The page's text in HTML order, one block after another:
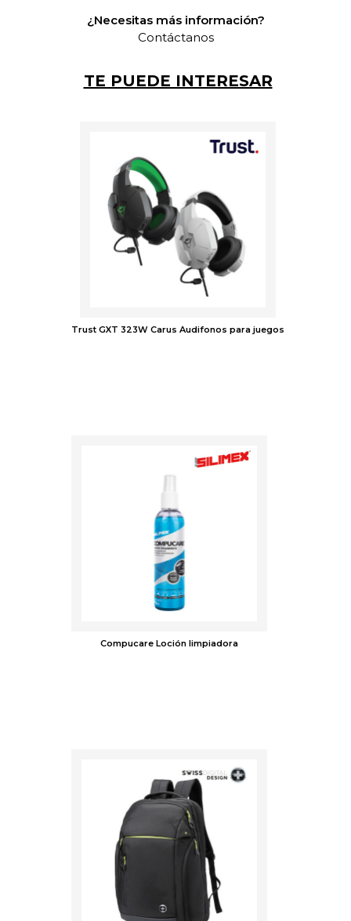
¿Necesitas más información?
Contáctanos
TE PUEDE INTERESAR
Trust GXT 323W Carus Audifonos para juegos
Compucare Loción limpiadora